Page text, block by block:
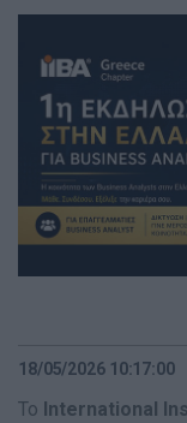
18/05/2026 10:17:00
Το International